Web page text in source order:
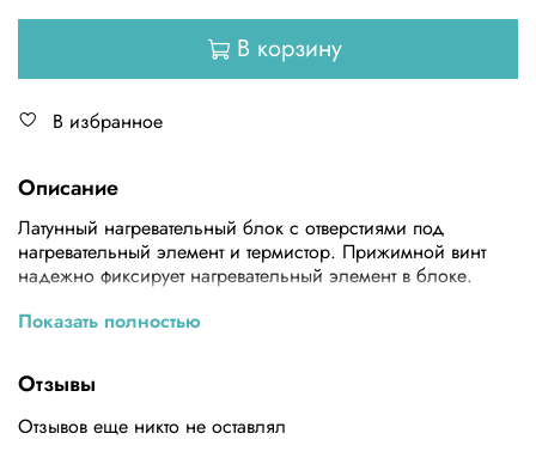
В корзину
В избранное
Описание
Латунный нагревательный блок с отверстиями под
нагревательный элемент и термистор. Прижимной винт
надежно фиксирует нагревательный элемент в блоке.
Технические характеристики
Показать полностью
Отзывы
Отзывов еще никто не оставлял